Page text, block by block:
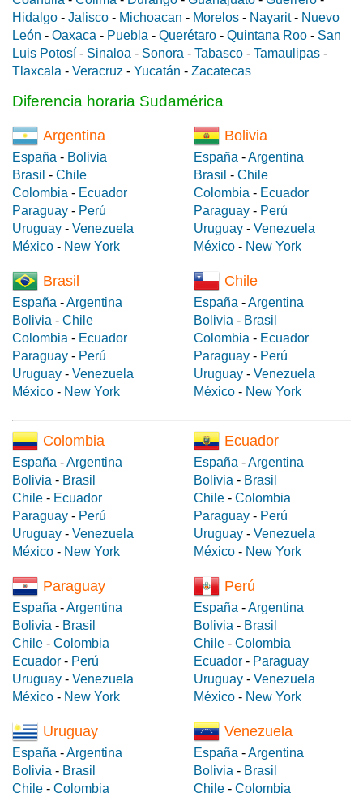
Hidalgo - Jalisco - Michoacan - Morelos - Nayarit- Nuevo
León - Oaxaca - Puebla - Querétaro - Quintana Roo - San
Luis Potosí - Sinaloa - Sonora - Tabasco - Tamaulipas -
Tlaxcala - Veracruz - Yucatán - Zacatecas
Diferencia horaria Sudamérica
Argentina
España - Bolivia
Brasil - Chile
Colombia - Ecuador
Paraguay - Perú
Uruguay - Venezuela
México - New York
Bolivia
España -Argentina
Brasil - Chile
Colombia - Ecuador
Paraguay - Perú
Uruguay - Venezuela
México - New York
Brasil
España -Argentina
Bolivia - Chile
Colombia - Ecuador
Paraguay - Perú
Uruguay - Venezuela
México - New York
Chile
España -Argentina
Bolivia - Brasil
Colombia - Ecuador
Paraguay - Perú
Uruguay - Venezuela
México - New York
Colombia
España -Argentina
Bolivia - Brasil
Chile - Ecuador
Paraguay - Perú
Uruguay - Venezuela
México - New York
Ecuador
España -Argentina
Bolivia - Brasil
Chile - Colombia
Paraguay - Perú
Uruguay - Venezuela
México - New York
Paraguay
España -Argentina
Bolivia - Brasil
Chile - Colombia
Ecuador - Perú
Uruguay - Venezuela
México - New York
Perú
España -Argentina
Bolivia - Brasil
Chile - Colombia
Ecuador - Paraguay
Uruguay - Venezuela
México - New York
Uruguay
España -Argentina
Bolivia - Brasil
Chile - Colombia
Venezuela
España -Argentina
Bolivia - Brasil
Chile - Colombia